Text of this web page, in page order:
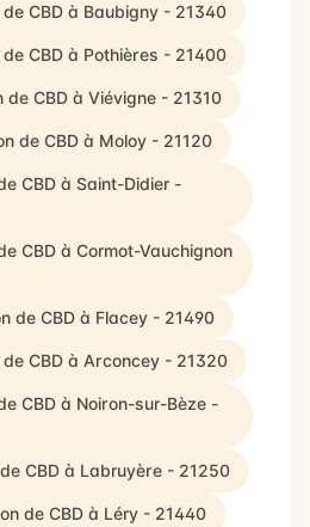
CBD à Baubigny - 21340
CBD à Pothières - 21400
CBD à Viévigne - 21310
de CBD à Moloy - 21120
CBD à Saint-Didier -
CBD à Cormot-Vauchignon
de CBD à Flacey - 21490
CBD à Arconcey - 21320
CBD à Noiron-sur-Bèze -
CBD à Labruyère - 21250
de CBD à Léry - 21440